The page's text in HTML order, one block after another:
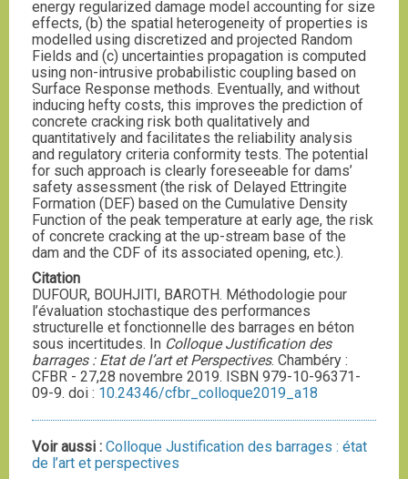
energy regularized damage model accounting for size
effects, (b) the spatial heterogeneity of properties is
modelled using discretized and projected Random
Fields and (c) uncertainties propagation is computed
using non-intrusive probabilistic coupling based on
Surface Response methods. Eventually, and without
inducing hefty costs, this improves the prediction of
concrete cracking risk both qualitatively and
quantitatively and facilitates the reliability analysis
and regulatory criteria conformity tests. The potential
for such approach is clearly foreseeable for dams’
safety assessment (the risk of Delayed Ettringite
Formation (DEF) based on the Cumulative Density
Function of the peak temperature at early age, the risk
of concrete cracking at the up-stream base of the
dam and the CDF of its associated opening, etc.).
Citation
DUFOUR, BOUHJITI, BAROTH. Méthodologie pour
l’évaluation stochastique des performances
structurelle et fonctionnelle des barrages en béton
sous incertitudes. In Colloque Justification des
barrages : Etat de l’art et Perspectives. Chambéry :
CFBR - 27,28 novembre 2019. ISBN 979-10-96371-
09-9. doi : 10.24346/cfbr_colloque2019_a18
Voir aussi : Colloque Justification des barrages : état
de l’art et perspectives